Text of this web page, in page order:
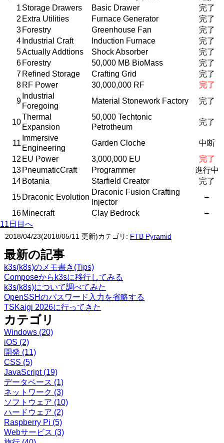
1 Storage Drawers Basic Drawer
完了
2 Extra Utilities Furnace Generator
完了
3 Forestry Greenhouse Fan
完了
4 Industrial Craft Induction Furnace
完了
5Actually Addtions Shock Absorber
完了
6 Forestry 50,000 MB BioMass
完了
7 Refined Storage Crafting Grid
完了
8 RF Power 30,000,000 RF
完了
9
Industrial
Foregoing
Material Stonework Factory 完了
10
Thermal
Expansion
50,000 Techtonic
Petrotheum
完了
11
Immersive
Engineering
Garden Cloche
中断
12 EU Power 3,000,000 EU
完了
13 PneumaticCraft Programmer
進行中
14 Botania Starfield Creator
完了
15 Draconic Evolution
Draconic Fusion Crafting
Injector
–
16 Minecraft Clay Bedrock
–
11日目へ
2018/04/23(2018/05/11 更新)カテゴリ: FTB Pyramid
最新の記事
k3s(k8s)のメモ書き(Tips)
Composeからk3sに移行してみる
k3s(k8s)について調べてみた
OpenSSHのパスワード入力を省略する
TSKaigi 2026に行ってきた
カテゴリ
Windows (20)
iOS (2)
開発 (11)
CSS (5)
JavaScript (19)
データベース (1)
ネットワーク (3)
ソフトウェア (10)
ハードウェア (2)
Raspberry Pi (5)
Webサービス (3)